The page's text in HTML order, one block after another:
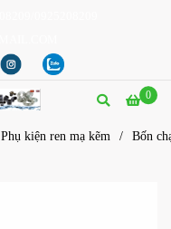
0
Phụ kiện ren mạ kẽm / Bốn